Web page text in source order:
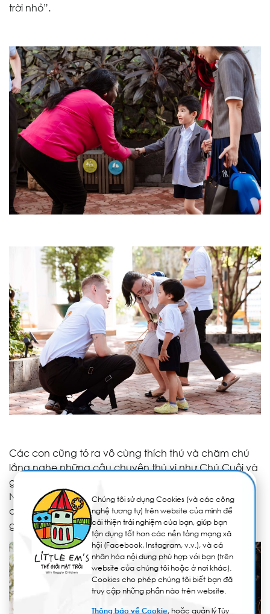
trời nhỏ”.
Các con cũng tỏ ra vô cùng thích thú và chăm chú
lắng nghe những câu chuyện thú vị như Chú Cuội và
gốc cây Đa, bạn Sóc nhỏ đi tìm hạt dẻ thất lạc.
Những câu chuyện được kể với lối dẫn dắt dí dỏm
cùng sự bất ngờ khi người kể chuyện không chỉ là
giáo viên mà chính là ba mẹ của mình.
Chúng tôi sử dụng Cookies (và các công
nghệ tương tự) trên website của mình để
cải thiện trải nghiệm của bạn, giúp bạn
tận dụng tốt hơn các nền tảng mạng xã
hội (Facebook, Instagram, v.v.), và cá
nhân hóa nội dung phù hợp với bạn (trên
website của chúng tôi hoặc ở nơi khác).
Cookies cho phép chúng tôi biết bạn đã
truy cập những phần nào trên website.
Thông báo về Cookie, hoặc quản lý Tùy